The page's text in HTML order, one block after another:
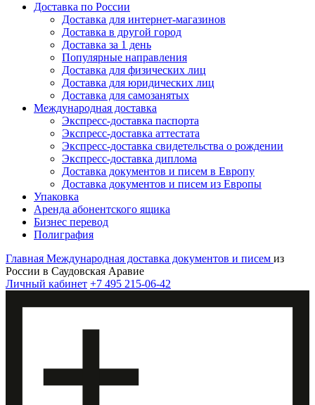
Доставка по России
Доставка для интернет-магазинов
Доставка в другой город
Доставка за 1 день
Популярные направления
Доставка для физических лиц
Доставка для юридических лиц
Доставка для самозанятых
Международная доставка
Экспресс-доставка паспорта
Экспресс-доставка аттестата
Экспресс-доставка свидетельства о рождении
Экспресс-доставка диплома
Доставка документов и писем в Европу
Доставка документов и писем из Европы
Упаковка
Аренда абонентского ящика
Бизнес перевод
Полиграфия
Главная Международная доставка документов и писем из
России в Саудовская Аравие
Личный кабинет +7 495 215-06-42